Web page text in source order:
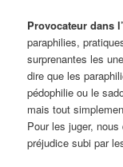
Provocateur dans
paraphilies,
surprenantes les
dire que les
pédophilie ou le
mais tout
Pour les juger,
préjudice subi par